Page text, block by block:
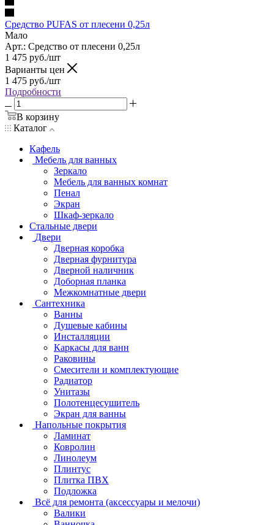
Средство PUFAS от плесени 0,25л
Мало
Арт.: Средство от плесени 0,25л
1 475 руб./шт
Варианты цен
1 475 руб./шт
Подробности
В корзину
Каталог
Кафель
Мебель для ванных
Зеркало
Мебель для ванных комнат
Пенал
Экран
Шкаф-зеркало
Стальные двери
Двери
Дверная коробка
Дверная фурнитура
Дверной наличник
Доборная планка
Межкомнатные двери
Сантехника
Ванны
Душевые кабины
Инсталляции
Каркасы для ванн
Раковины
Смесители и комплектующие
Радиатор
Унитазы
Полотенцесушитель
Экран для ванны
Напольные покрытия
Ламинат
Ковролин
Линолеум
Плинтус
Плитка ПВХ
Подложка
Всё для ремонта (аксессуары и мелочи)
Валики